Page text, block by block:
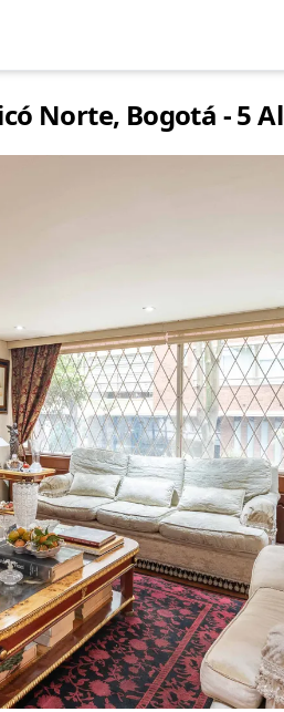
Norte, Bogotá - 5